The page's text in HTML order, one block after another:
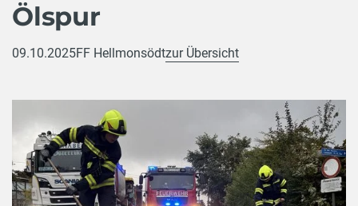
Ölspur
09.10.2025FF Hellmonsödtzur Übersicht